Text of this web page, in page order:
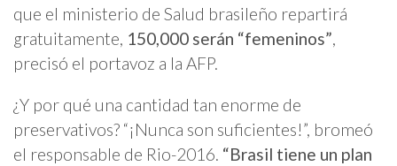
que el ministerio de Salud brasileño repartirá
gratuitamente, 150,000 serán “femeninos”,
precisó el portavoz a la AFP.
¿Y por qué una cantidad tan enorme de
preservativos? “¡Nunca son suficientes!”, bromeó
el responsable de Rio-2016. “Brasil tiene un plan